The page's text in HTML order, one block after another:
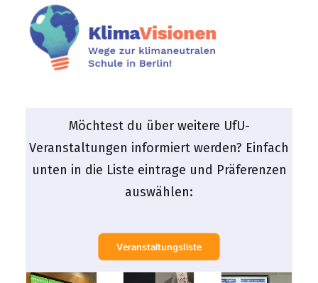
Möchtest du über weitere UfU-
Veranstaltungen informiert werden? Einfach
unten in die Liste eintrage und Präferenzen
auswählen:
Veranstaltungsliste